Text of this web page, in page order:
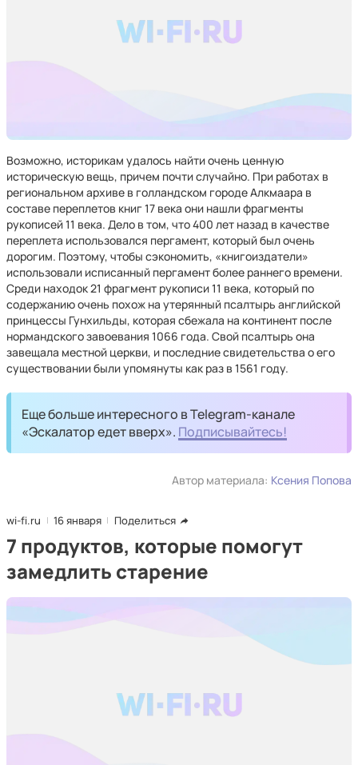
Возможно, историкам удалось найти очень ценную
историческую вещь, причем почти случайно. При работах в
региональном архиве в голландском городе Алкмаара в
составе переплетов книг 17 века они нашли фрагменты
рукописей 11 века. Дело в том, что 400 лет назад в качестве
переплета использовался пергамент, который был очень
дорогим. Поэтому, чтобы сэкономить, «книгоиздатели»
использовали исписанный пергамент более раннего времени.
Среди находок 21 фрагмент рукописи 11 века, который по
содержанию очень похож на утерянный псалтырь английской
принцессы Гунхильды, которая сбежала на континент после
нормандского завоевания 1066 года. Свой псалтырь она
завещала местной церкви, и последние свидетельства о его
существовании были упомянуты как раз в 1561 году.
Еще больше интересного в Telegram-канале
«Эскалатор едет вверх». Подписывайтесь!
Автор материала: Ксения Попова
wi-fi.ru 16 января Поделиться
7 продуктов, которые помогут
замедлить старение